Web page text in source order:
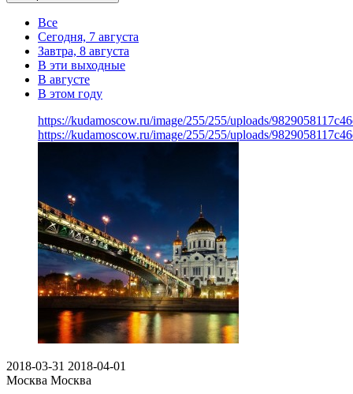
Все
Сегодня, 7 августа
Завтра, 8 августа
В эти выходные
В августе
В этом году
https://kudamoscow.ru/image/255/255/uploads/
https://kudamoscow.ru/image/255/255/uploads/
2018-03-31 2018-04-01
Москва Москва